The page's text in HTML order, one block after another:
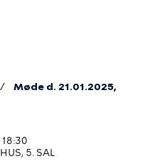
Møde d. 21.01.2025,
18:30
5. SAL